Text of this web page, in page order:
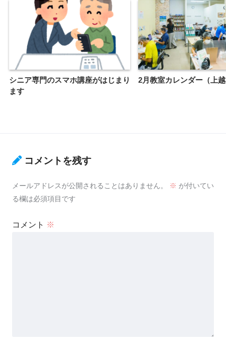
シニア専門のスマホ講座がはじまり
ます
2月教室カレンダー（上
コメントを残す
メールアドレスが公開されることはありません。 ※ が付いてい
る欄は必須項目です
コメント ※